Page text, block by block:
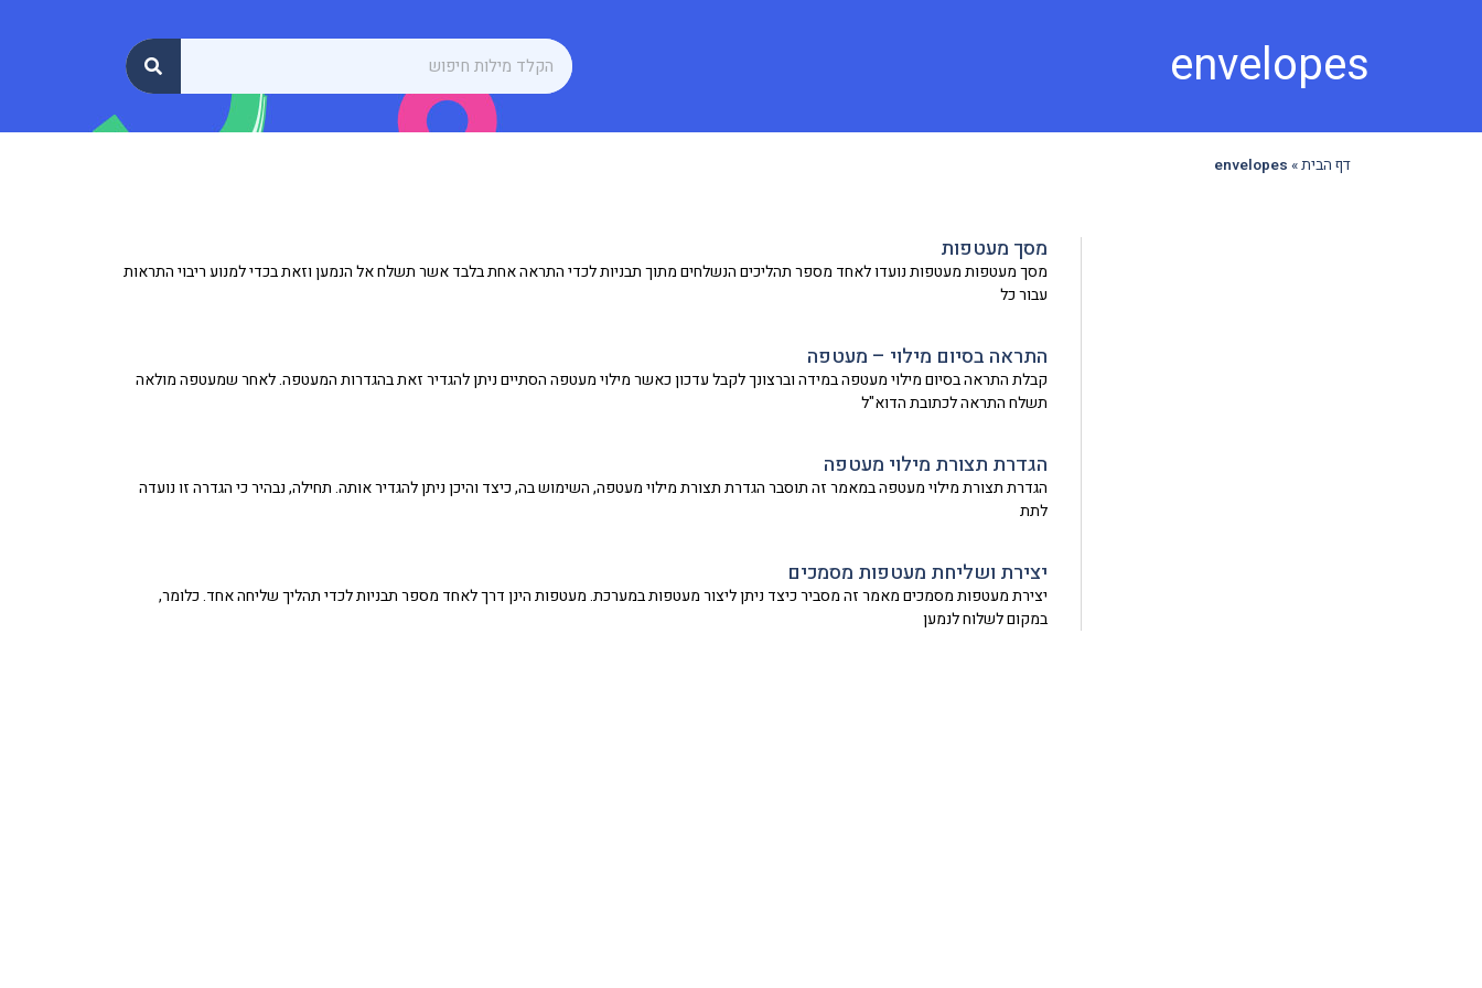
envelopes
דף הבית»
envelopes
מסך מעטפות
מסך מעטפות מעטפות נועדו לאחד מספר תהליכים הנשלחים מתוך תבניות לכדי התראה אחת בלבד אשר תשלח אל הנמען וזאת בכדי למנוע ריבוי התראות
עבור כל
התראה בסיום מילוי – מעטפה
קבלת התראה בסיום מילוי מעטפה במידה וברצונך לקבל עדכון כאשר מילוי מעטפה הסתיים ניתן להגדיר זאת בהגדרות המעטפה. לאחר שמעטפה מולאה
תשלח התראה לכתובת הדוא"ל
הגדרת תצורת מילוי מעטפה
הגדרת תצורת מילוי מעטפה במאמר זה תוסבר הגדרת תצורת מילוי מעטפה, השימוש בה, כיצד והיכן ניתן להגדיר אותה. תחילה, נבהיר כי הגדרה זו נועדה
לתת
יצירת ושליחת מעטפות מסמכים
יצירת מעטפות מסמכים מאמר זה מסביר כיצד ניתן ליצור מעטפות במערכת. מעטפות הינן דרך לאחד מספר תבניות לכדי תהליך שליחה אחד. כלומר,
במקום לשלוח לנמען